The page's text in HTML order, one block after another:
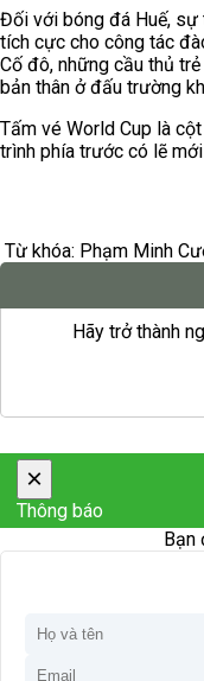
Đối với bóng đá Huế, sự
tích cực cho công tác
Cố đô, những cầu thủ
bản thân ở đấu trường
Tấm vé World Cup là
trình phía trước có lẽ
Từ khóa: Phạm Minh
Hãy trở thành
×
Thông báo
Bạn